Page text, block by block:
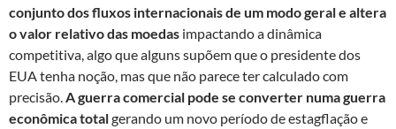
conjunto dos fluxos internacionais de um modo geral e altera
o valor relativo das moedas impactando a dinâmica
competitiva, algo que alguns supõem que o presidente dos
EUA tenha noção, mas que não parece ter calculado com
precisão.A guerra comercial pode se converter numa guerra
econômica totalgerando um novo período de estagflação e